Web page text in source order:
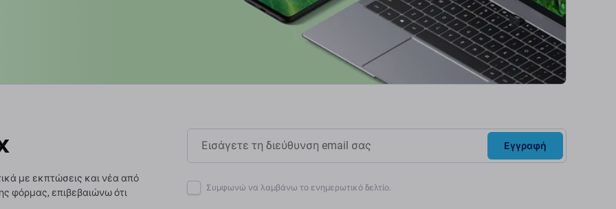
με εκπτώσεις και νέα από
φόρμας, επιβεβαιώνω ότι
Εγγραφή
Συμφωνώ να λαμβάνω το ενημερωτικό δελτίο.